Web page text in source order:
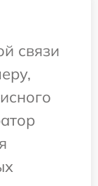
связи